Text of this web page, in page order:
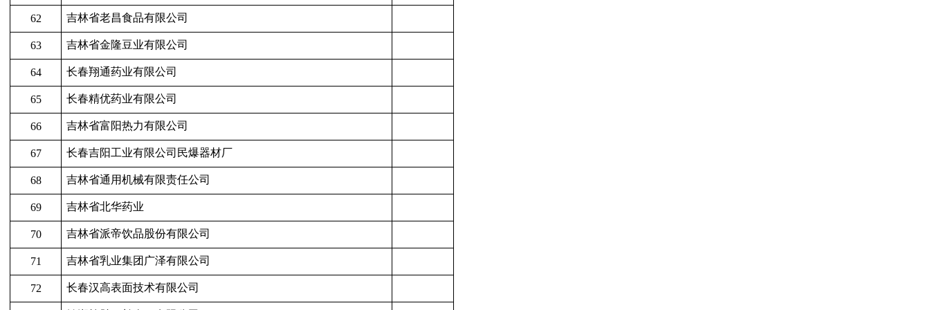
62 吉林省老昌食品有限公司
63 吉林省金隆豆业有限公司
64 长春翔通药业有限公司
65 长春精优药业有限公司
66 吉林省富阳热力有限公司
67 长春吉阳工业有限公司民爆器材厂
68 吉林省通用机械有限责任公司
69 吉林省北华药业
70 吉林省派帝饮品股份有限公司
71 吉林省乳业集团广泽有限公司
72 长春汉高表面技术有限公司